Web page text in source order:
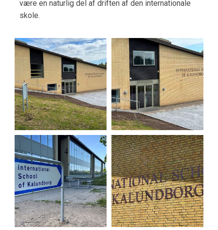
være en naturlig del af driften af den internationale
skole.